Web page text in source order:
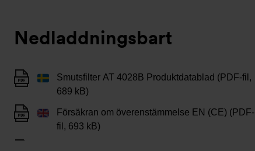
Nedladdningsbart
Smutsfilter AT 4028B Produktdatablad (PDF-fil,
689 kB)
Försäkran om överenstämmelse EN (CE) (PDF-
fil, 693 kB)